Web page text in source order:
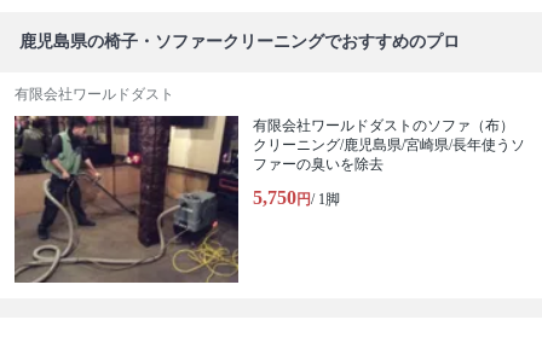
鹿児島県の椅子・ソファークリーニングでおすすめのプロ
有限会社ワールドダスト
有限会社ワールドダストのソファ（布）
クリーニング/鹿児島県/宮崎県/長年使うソ
ファーの臭いを除去
5,750円/ 1脚